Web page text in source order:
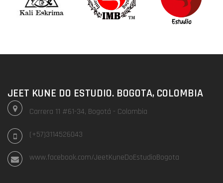
JEET KUNE DO ESTUDIO. BOGOTA, COLOMBIA
Carrera 11 #61-34, Bogotá - Colombia
(+57)3114526043
www.facebook.com/JeetKuneDoEstudioBogota